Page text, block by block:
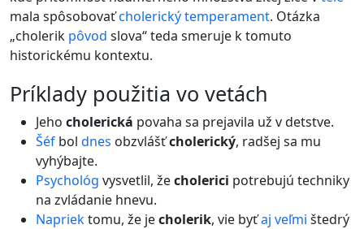
mala spôsobovaťcholerickýtemperament. Otázka
„cholerik pôvod slova“ teda smeruje k tomuto
historickému kontextu.
príklady použitia vo vetách
Jeho cholerická povaha sa prejavila už v detstve.
Šéf bol dnes obzvlášťcholerický, radšej sa mu
vyhýbajte.
Psychológ vysvetlil, žecholerici potrebujú techniky
na zvládanie hnevu.
Napriektomu, že jecholerik, vie byťaj veľmi štedrý